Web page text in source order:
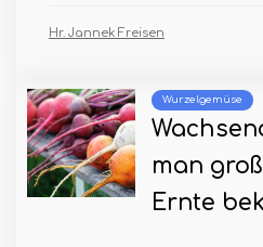
Hr. Jannek Freisen
Wurzelgemüse
man
Ernte